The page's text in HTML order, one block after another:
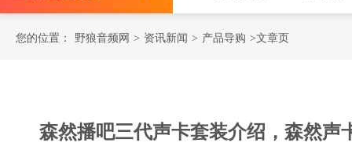
您的位置： 野狼音频网 > 资讯新闻 > 产品导购 >文章页
森然播吧三代声卡套装介绍，森然声